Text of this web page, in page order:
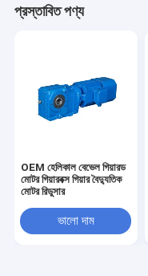
প্রস্তাবিত পণ্য
OEM হেলিকাল বেভেল গিয়ারড
মোটর গিয়ারবক্স গিয়ার বৈদ্যুতিক
মোটর রিডুসার
ভালো দাম